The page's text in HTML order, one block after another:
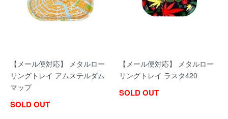
【メール便対応】 メタルロー
リングトレイ アムステルダム
マップ
SOLD OUT
【メール便対応】 メタルロー
リングトレイ ラスタ420
SOLD OUT